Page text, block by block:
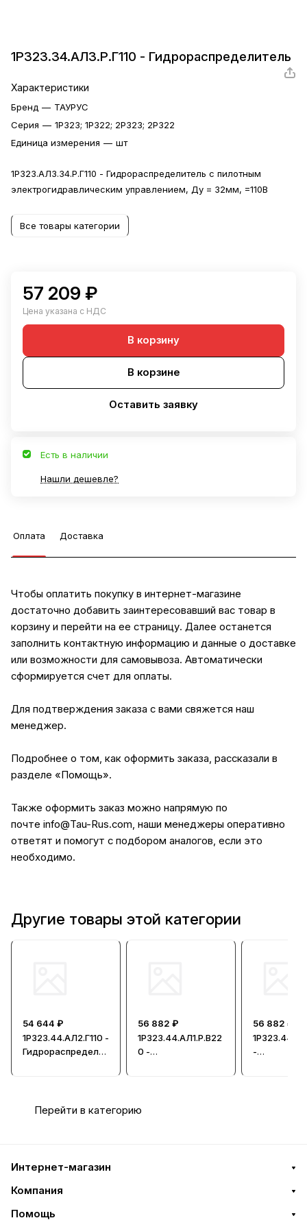
1Р323.34.АЛ3.Р.Г110 - Гидрораспределитель
Характеристики
Бренд — ТАУРУС
Серия — 1Р323; 1Р322; 2Р323; 2Р322
Единица измерения — шт
1Р323.АЛ3.34.Р.Г110 - Гидрораспределитель с пилотным
электрогидравлическим управлением, Ду = 32мм, =110В
Все товары категории
57 209 ₽
Цена указана с НДС
В корзину
В корзине
Оставить заявку
Есть в наличии
Нашли дешевле?
Оплата Доставка
Чтобы оплатить покупку в интернет-магазине
достаточно добавить заинтересовавший вас товар в
корзину и перейти на ее страницу. Далее останется
заполнить контактную информацию и данные о доставке
или возможности для самовывоза. Автоматически
сформируется счет для оплаты.
Для подтверждения заказа с вами свяжется наш
менеджер.
Подробнее о том, как оформить заказа, рассказали в
разделе «Помощь».
Также оформить заказ можно напрямую по
почте info@Tau-Rus.com, наши менеджеры оперативно
ответят и помогут с подбором аналогов, если это
необходимо.
Другие товары этой категории
54 644 ₽
1Р323.44.АЛ2.Г110 -
Гидрораспредели
56 882 ₽
1Р323.44.АЛ1.Р.В22
0 -
56 882 ₽
-
Перейти в категорию
Интернет-магазин
Компания
Помощь